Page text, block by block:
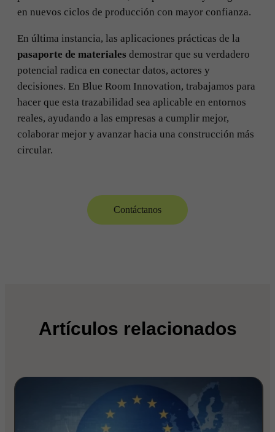
en nuevos ciclos de producción con mayor confianza.
En última instancia, las aplicaciones prácticas de la
pasaporte de materiales demostrar que su verdadero
potencial radica en conectar datos, actores y
decisiones. En Blue Room Innovation, trabajamos para
hacer que esta trazabilidad sea aplicable en entornos
reales, ayudando a las empresas a cumplir mejor,
colaborar mejor y avanzar hacia una construcción más
circular.
Contáctanos
Artículos relacionados